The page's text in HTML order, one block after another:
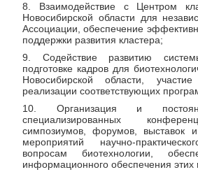
8. Взаимодействие с Центром
Новосибирской области для
Ассоциации, обеспечение
поддержки развития кластера;
9. Содействие развитию
подготовке кадров для
Новосибирской области,
реализации соответствующих
10. Организация и
специализированных
симпозиумов, форумов, выставок
мероприятий научно-
вопросам биотехнологии,
информационного обеспечения этих